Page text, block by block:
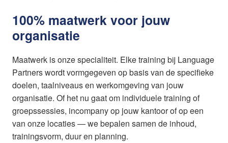
100% maatwerk voor jouw
organisatie
Maatwerk is onze specialiteit. Elke training bij Language
Partners wordt vormgegeven op basis van de specifieke
doelen, taalniveaus en werkomgeving van jouw
organisatie. Of het nu gaat om individuele training of
groepssessies, incompany op jouw kantoor of op een
van onze locaties — we bepalen samen de inhoud,
trainingsvorm, duur en planning.